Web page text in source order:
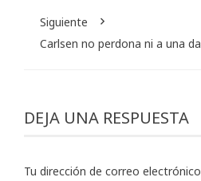
Siguiente
Carlsen no perdona ni a una
DEJA UNA RESPUESTA
Tu dirección de correo